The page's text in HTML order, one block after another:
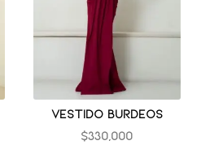
Vestido burdeos
$330,000